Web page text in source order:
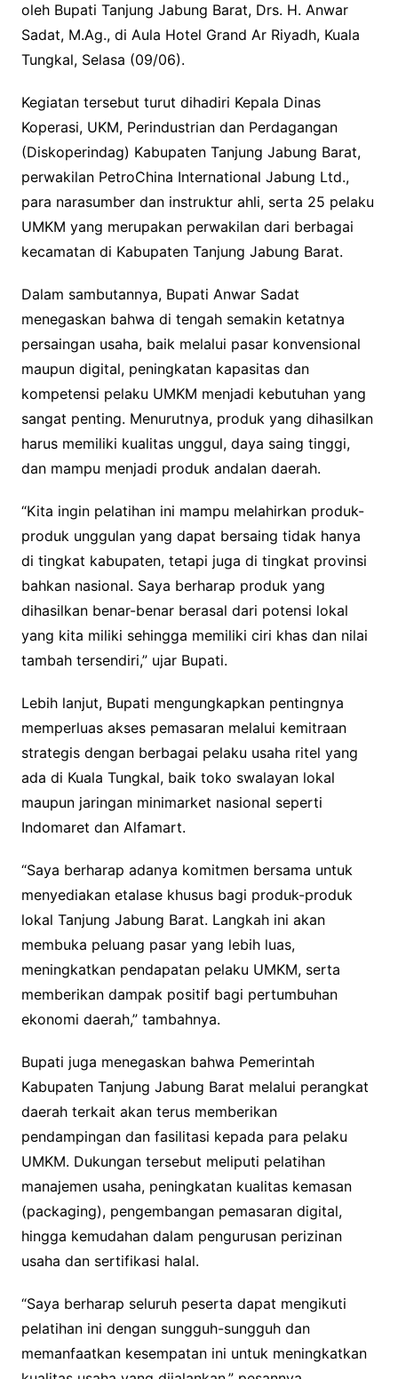
oleh Bupati Tanjung Jabung Barat, Drs. H. Anwar
Sadat, M.Ag., di Aula Hotel Grand Ar Riyadh, Kuala
Tungkal, Selasa (09/06).
Kegiatan tersebut turut dihadiri Kepala Dinas
Koperasi, UKM, Perindustrian dan Perdagangan
(Diskoperindag) Kabupaten Tanjung Jabung Barat,
perwakilan PetroChina International Jabung Ltd.,
para narasumber dan instruktur ahli, serta 25 pelaku
UMKM yang merupakan perwakilan dari berbagai
kecamatan di Kabupaten Tanjung Jabung Barat.
Dalam sambutannya, Bupati Anwar Sadat
menegaskan bahwa di tengah semakin ketatnya
persaingan usaha, baik melalui pasar konvensional
maupun digital, peningkatan kapasitas dan
kompetensi pelaku UMKM menjadi kebutuhan yang
sangat penting. Menurutnya, produk yang dihasilkan
harus memiliki kualitas unggul, daya saing tinggi,
dan mampu menjadi produk andalan daerah.
“Kita ingin pelatihan ini mampu melahirkan produk-
produk unggulan yang dapat bersaing tidak hanya
di tingkat kabupaten, tetapi juga di tingkat provinsi
bahkan nasional. Saya berharap produk yang
dihasilkan benar-benar berasal dari potensi lokal
yang kita miliki sehingga memiliki ciri khas dan nilai
tambah tersendiri,” ujar Bupati.
Lebih lanjut, Bupati mengungkapkan pentingnya
memperluas akses pemasaran melalui kemitraan
strategis dengan berbagai pelaku usaha ritel yang
ada di Kuala Tungkal, baik toko swalayan lokal
maupun jaringan minimarket nasional seperti
Indomaret dan Alfamart.
“Saya berharap adanya komitmen bersama untuk
menyediakan etalase khusus bagi produk-produk
lokal Tanjung Jabung Barat. Langkah ini akan
membuka peluang pasar yang lebih luas,
meningkatkan pendapatan pelaku UMKM, serta
memberikan dampak positif bagi pertumbuhan
ekonomi daerah,” tambahnya.
Bupati juga menegaskan bahwa Pemerintah
Kabupaten Tanjung Jabung Barat melalui perangkat
daerah terkait akan terus memberikan
pendampingan dan fasilitasi kepada para pelaku
UMKM. Dukungan tersebut meliputi pelatihan
manajemen usaha, peningkatan kualitas kemasan
(packaging), pengembangan pemasaran digital,
hingga kemudahan dalam pengurusan perizinan
usaha dan sertifikasi halal.
“Saya berharap seluruh peserta dapat mengikuti
pelatihan ini dengan sungguh-sungguh dan
memanfaatkan kesempatan ini untuk meningkatkan